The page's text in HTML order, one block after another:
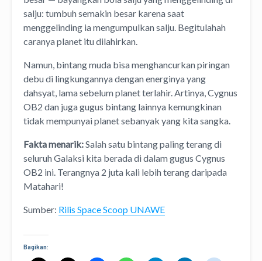
salju: tumbuh semakin besar karena saat
menggelinding ia mengumpulkan salju. Begitulahah
caranya planet itu dilahirkan.
Namun, bintang muda bisa menghancurkan piringan
debu di lingkungannya dengan energinya yang
dahsyat, lama sebelum planet terlahir. Artinya, Cygnus
OB2 dan juga gugus bintang lainnya kemungkinan
tidak mempunyai planet sebanyak yang kita sangka.
Fakta menarik:Salah satu bintang paling terang di
seluruh Galaksi kita berada di dalam gugus Cygnus
OB2 ini. Terangnya 2 juta kali lebih terang daripada
Matahari!
Sumber: Rilis Space Scoop UNAWE
Bagikan: